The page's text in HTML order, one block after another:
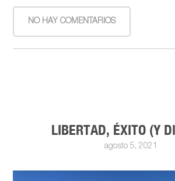
NO HAY COMENTARIOS
LIBERTAD, ÉXITO (Y
agosto 5, 2021